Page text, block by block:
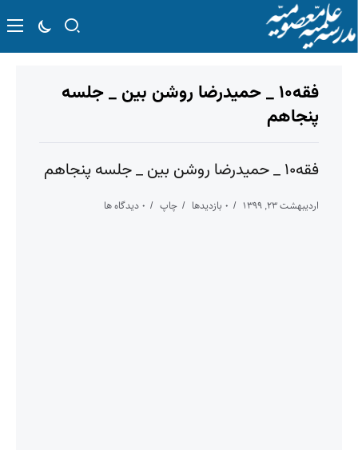
فقه۱۰ _ حمیدرضا روشن بین _ جلسه
پنجاهم
فقه۱۰ _ حمیدرضا روشن بین _ جلسه پنجاهم
اردیبهشت ۲۳, ۱۳۹۹ ۰ بازدیدها چاپ ۰ دیدگاه ها